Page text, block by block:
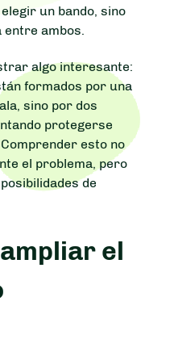
un bando, sino
entre ambos.
algo interesante:
formados por una
sino por dos
protegerse
esto no
el problema, pero
de
el